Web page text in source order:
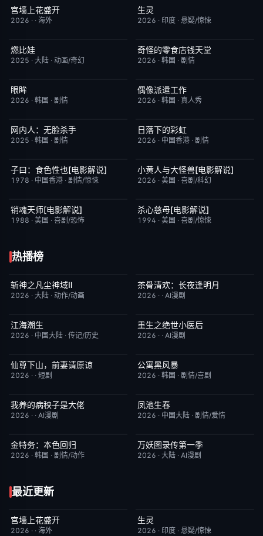
更新至第4集
宫墙上花盛开
2026 · · 海外
今日更新
生灵
2026 · 印度 · 悬疑/惊悚
HD国语
燃比娃
2025 · 大陆 · 动画/奇幻
HD中字
奇怪的零食店钱天堂
2026 · 韩国 · 剧情
HD中字
眼眸
2026 · 韩国 · 剧情
已完结
偶像派遣工作
2026 · 韩国 · 真人秀
今日更新
网内人：无脸杀手
2025 · 韩国 · 剧情
更新至第6集
日落下的彩虹
2026 · 中国香港 · 剧情
已完结
子曰：食色性也[电影解说]
1978 · 中国香港 · 剧情/惊悚
已完结
小黄人与大怪兽[电影解说]
2026 · 美国 · 喜剧/科幻
已完结
销魂天师[电影解说]
1988 · 美国 · 喜剧/恐怖
已完结
杀心慈母[电影解说]
1994 · 美国 · 喜剧/惊悚
热播榜
更新至第09集
斩神之凡尘神域Ⅱ
2026 · 大陆 · 动作/动画
完结
茶骨清欢：长夜逢明月
2026 · · AI漫剧
更新至第22集
江海潮生
2026 · 中国大陆 · 传记/历史
完结
重生之绝世小医后
2026 · · AI漫剧
完结
仙尊下山，前妻请原谅
2026 · · 短剧
更新至第08集
公寓黑风暴
2026 · 韩国 · 剧情/喜剧
完结
我养的病秧子是大佬
2026 · · AI漫剧
已完结
凤池生春
2026 · 中国大陆 · 剧情/爱情
已完结
金特务：本色回归
2026 · 韩国 · 剧情/动作
完结
万妖图录传第一季
2026 · 大陆 · AI漫剧
最近更新
更新至第4集
宫墙上花盛开
2026 · · 海外
今日更新
生灵
2026 · 印度 · 悬疑/惊悚